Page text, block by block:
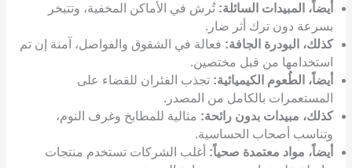
أيضاً، المبيدات السائلة: تُرش في الأماكن المخفية، وتتبخر
بسرعة دون ترك أثر ضار.
كذلك، البودرة الجافة: فعالة في الشقوق والفواصل، آمنة إن تم
استخدامها من قبل مختصين.
أيضاً، الطُعوم الكيميائية: تجذب الفئران للقضاء على
المستعمرات بالكامل من المصدر.
كذلك، مبيدات بدون رائحة: مثالية للمطابخ وغرف النوم،
وتناسب أصحاب الحساسية.
أيضاً، مواد معتمدة صحياً: أغلب الشركات تستخدم منتجات